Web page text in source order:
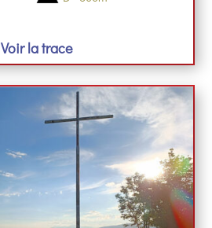
Voir la trace